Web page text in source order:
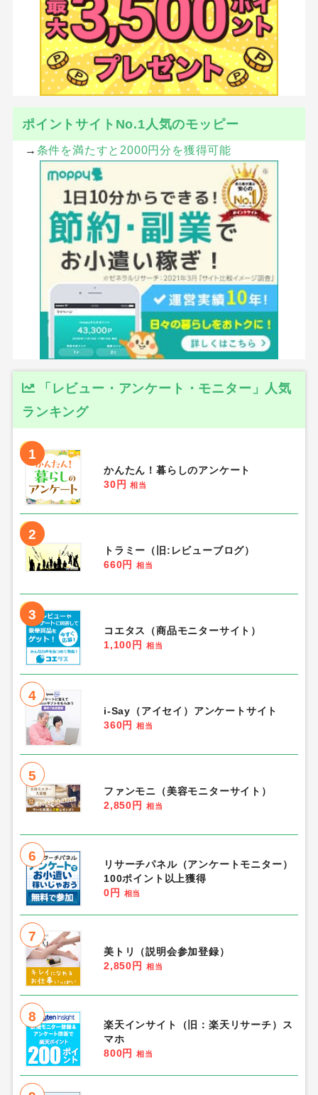
ポイントサイトNo.1人気のモッピー
→ 条件を満たすと2000円分を獲得可能
「レビュー・アンケート・モニター」人気
ランキング
1
かんたん！暮らしのアンケート
30円
相当
2
トラミー（旧:レビューブログ）
660円
相当
3
コエタス（商品モニターサイト）
1,100円
相当
4
i-Say（アイセイ）アンケートサイト
360円
相当
5
ファンモニ（美容モニターサイト）
2,850円
相当
6
リサーチパネル（アンケートモニター）
100ポイント以上獲得
0円
相当
7
美トリ（説明会参加登録）
2,850円
相当
8
楽天インサイト（旧：楽天リサーチ）ス
マホ
800円
相当